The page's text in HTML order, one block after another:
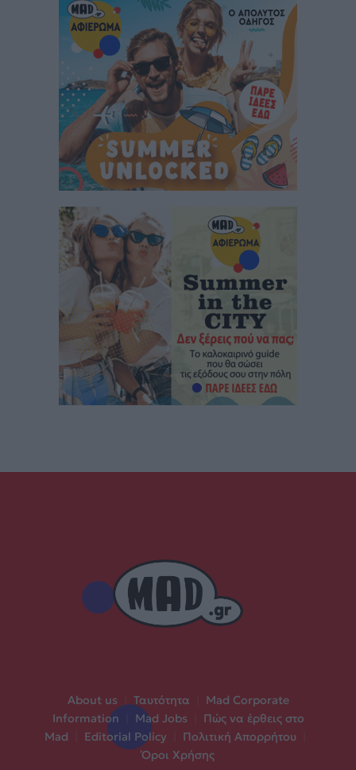
About us Ταυτότητα
Mad Corporate
Information
Mad Jobs
Πώς να έρθεις στο
Mad
Editorial Policy Πολιτική Απορρήτου
Όροι Χρήσης